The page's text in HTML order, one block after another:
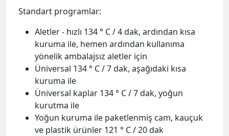
Standart programlar:
Aletler - hızlı 134 ° C / 4 dak, ardından kısa
kuruma ile, hemen ardından kullanıma
yönelik ambalajsız aletler için
Üniversal 134 ° C / 7 dak, aşağıdaki kısa
kuruma ile
Üniversal kaplar 134 ° C / 7 dak, yoğun
kurutma ile
Yoğun kuruma ile paketlenmiş cam, kauçuk
ve plastik ürünler 121 ° C / 20 dak